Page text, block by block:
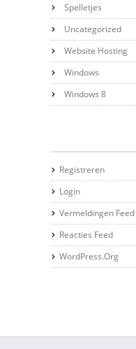
Spelletjes
Uncategorized
Website Hosting
Windows
Windows 8
Registreren
Login
Vermeldingen Feed
Reacties Feed
WordPress.org